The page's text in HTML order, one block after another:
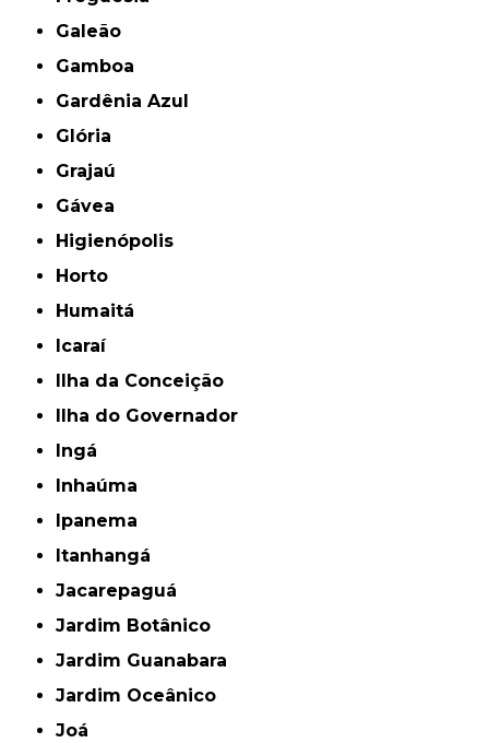
Galeão
Gamboa
Gardênia Azul
Glória
Grajaú
Gávea
Higienópolis
Horto
Humaitá
Icaraí
Ilha da Conceição
Ilha do Governador
Ingá
Inhaúma
Ipanema
Itanhangá
Jacarepaguá
Jardim Botânico
Jardim Guanabara
Jardim Oceânico
Joá